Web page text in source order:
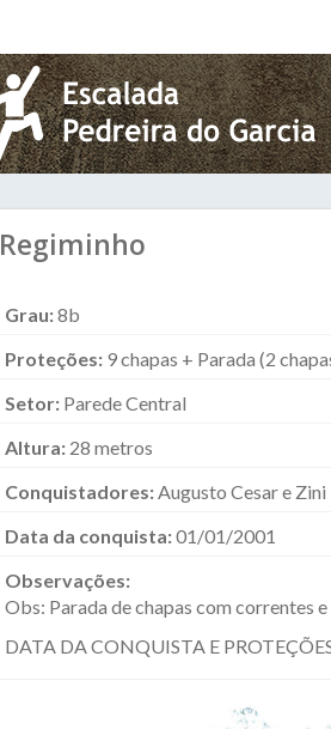
Regiminho
Grau:8b
Proteções: 9 chapas + Parada (2
Setor: Parede Central
Altura: 28 metros
Conquistadores:Augusto Cesar e Zini
Data da conquista:01/01/2001
Observações:
Obs: Parada de chapas com correntes
DATA DA CONQUISTA E